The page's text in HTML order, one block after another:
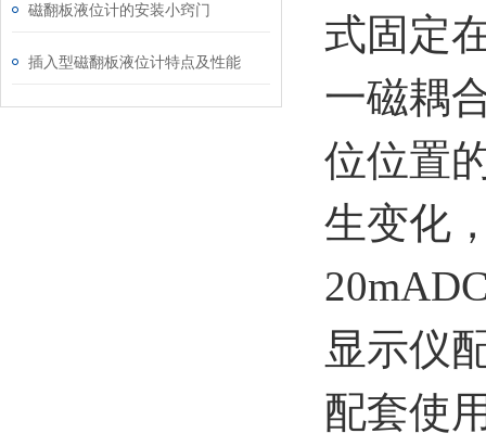
磁翻板液位计的安装小窍门
插入型磁翻板液位计特点及性能
式固定
一磁耦
位位置
生变化
显示仪
配套使